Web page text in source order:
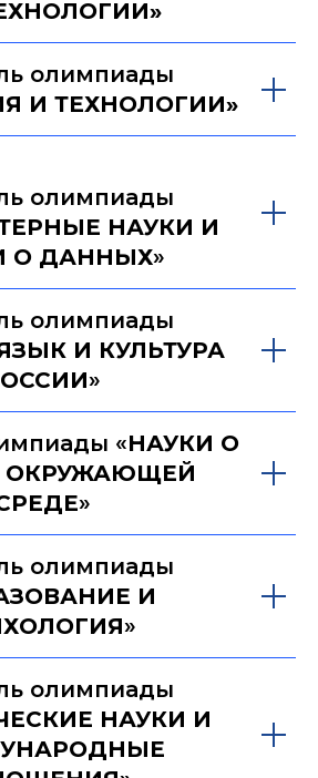
олимпиады
И ТЕХНОЛОГИИ»
олимпиады
НАУКИ И
О ДАННЫХ»
олимпиады
И КУЛЬТУРА
»
«НАУКИ О
ОКРУЖАЮЩЕЙ
»
олимпиады
И
»
олимпиады
НАУКИ И